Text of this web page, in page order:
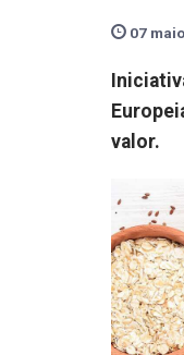
07
valor.